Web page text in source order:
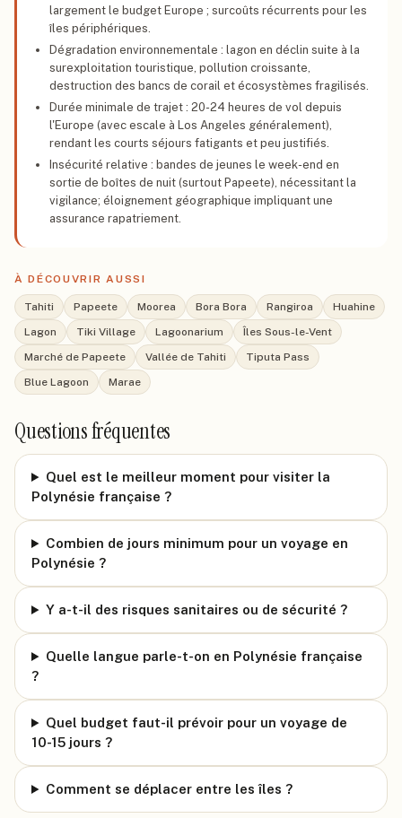
largement le budget Europe ; surcoûts récurrents pour les
îles périphériques.
Dégradation environnementale : lagon en déclin suite à la
surexploitation touristique, pollution croissante,
destruction des bancs de corail et écosystèmes fragilisés.
Durée minimale de trajet : 20-24 heures de vol depuis
l'Europe (avec escale à Los Angeles généralement),
rendant les courts séjours fatigants et peu justifiés.
Insécurité relative : bandes de jeunes le week-end en
sortie de boîtes de nuit (surtout Papeete), nécessitant la
vigilance; éloignement géographique impliquant une
assurance rapatriement.
À DÉCOUVRIR AUSSI
Tahiti Papeete Moorea Bora Bora Rangiroa
Huahine
Lagon
Tiki Village Lagoonarium
Îles Sous-le-Vent
Marché de Papeete
Vallée de Tahiti
Tiputa Pass
Blue Lagoon
Marae
Questions fréquentes
Quel est le meilleur moment pour visiter la
Polynésie française ?
Combien de jours minimum pour un voyage en
Polynésie ?
Y a-t-il des risques sanitaires ou de sécurité ?
Quelle langue parle-t-on en Polynésie française
?
Quel budget faut-il prévoir pour un voyage de
10-15 jours ?
Comment se déplacer entre les îles ?